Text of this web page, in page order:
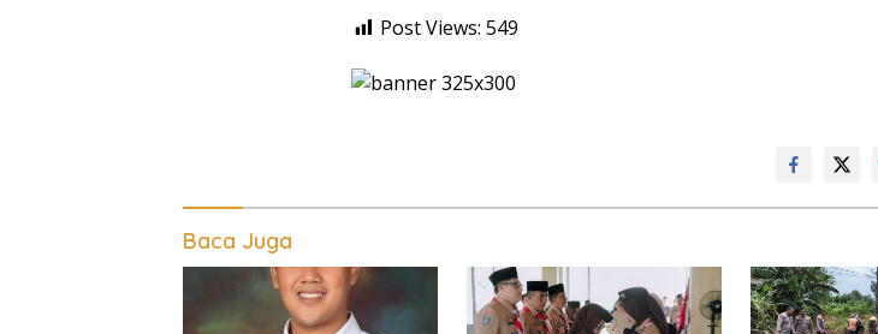
Post Views: 549
Baca Juga